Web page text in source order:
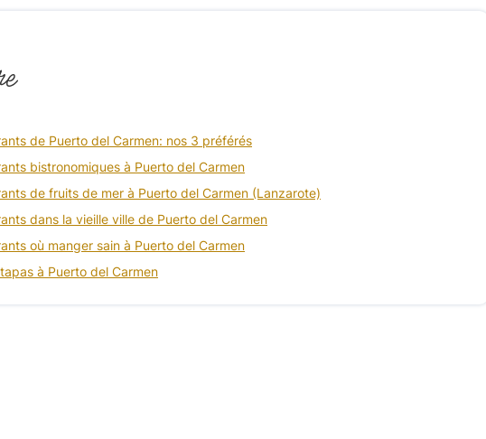
de Puerto del Carmen: nos 3 préférés
bistronomiques à Puerto del Carmen
de fruits de mer à Puerto del Carmen (Lanzarote)
dans la vieille ville de Puerto del Carmen
où manger sain à Puerto del Carmen
à Puerto del Carmen